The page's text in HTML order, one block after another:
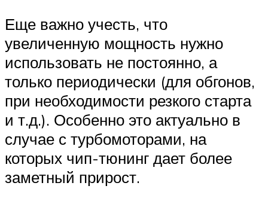
Еще важно учесть, что
увеличенную мощность нужно
использовать не постоянно, а
только периодически (для обгонов,
при необходимости резкого старта
и т.д.). Особенно это актуально в
случае с турбомоторами, на
которых чип-тюнинг дает более
заметный прирост.